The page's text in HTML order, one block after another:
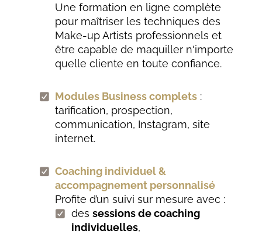
Une formation en ligne complète
pour maîtriser les techniques des
Make-up Artists professionnels et
être capable de maquiller n'importe
quelle cliente en toute confiance.
Modules Business complets :
tarification, prospection,
communication, Instagram, site
internet.
Coaching individuel &
accompagnement personnalisé
Profite d’un suivi sur mesure avec :
dessessions de coaching
individuelles,